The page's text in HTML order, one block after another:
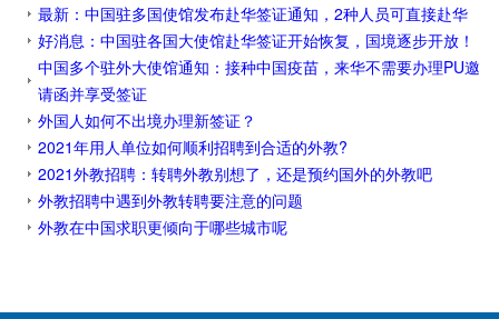
最新：中国驻多国使馆发布赴华签证通知，2种人员可直接赴华
好消息：中国驻各国大使馆赴华签证开始恢复，国境逐步开放！
中国多个驻外大使馆通知：接种中国疫苗，来华不需要办理PU邀
请函并享受签证
外国人如何不出境办理新签证？
2021年用人单位如何顺利招聘到合适的外教?
2021外教招聘：转聘外教别想了，还是预约国外的外教吧
外教招聘中遇到外教转聘要注意的问题
外教在中国求职更倾向于哪些城市呢